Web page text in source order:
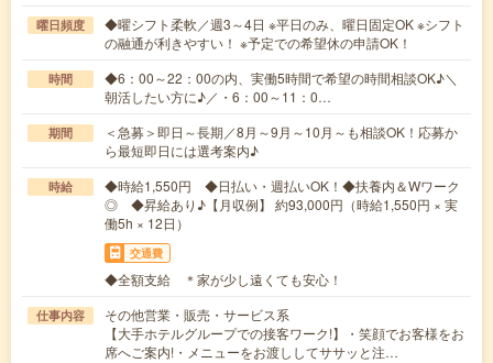
曜日頻度
◆曜シフト柔軟／週3～4日 ※平日のみ、曜日固定OK ※シフト
の融通が利きやすい！ ※予定での希望休の申請OK！
時間
◆6：00～22：00の内、実働5時間で希望の時間相談OK♪＼
朝活したい方に♪／・6：00～11：0…
期間
＜急募＞即日～長期／8月～9月～10月～も相談OK！応募か
ら最短即日には選考案内♪
時給
◆時給1,550円 ◆日払い・週払いOK！◆扶養内＆Wワーク
◎ ◆昇給あり♪【月収例】 約93,000円（時給1,550円 × 実
働5h × 12日）
交通費
◆全額支給 ＊家が少し遠くても安心！
仕事内容
その他営業・販売・サービス系
【大手ホテルグループでの接客ワーク!】・笑顔でお客様をお
席へご案内!・メニューをお渡ししてササッと注…